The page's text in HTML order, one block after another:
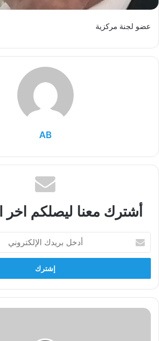
عضو لجنة مركزية
AB
أشترك معنا ليصلكم اخر
بريدك
الإلكتروني
علي